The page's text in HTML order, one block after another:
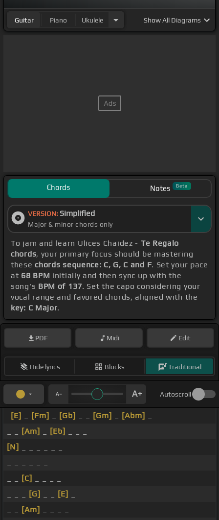
Guitar Piano Ukulele ShowAll Diagrams
Chords Notes Beta
VERSION: Simplified
Major & minor chords only
To jam and learn Ulices Chaidez - Te Regalo
chords, your primary focus should be mastering
these chords sequence: C, G, C and F. Set your pace
at 68 BPM initially and then sync up with the
song's BPM of 137. Set the capo considering your
vocal range and favored chords, aligned with the
key: C Major.
PDF Midi Edit
Hide lyrics Blocks Traditional
Autoscroll
[E] [Fm] [Gb] [Gm] [Abm]
[Am] [Eb]
[N]
[C]
[G] [E]
[Am]